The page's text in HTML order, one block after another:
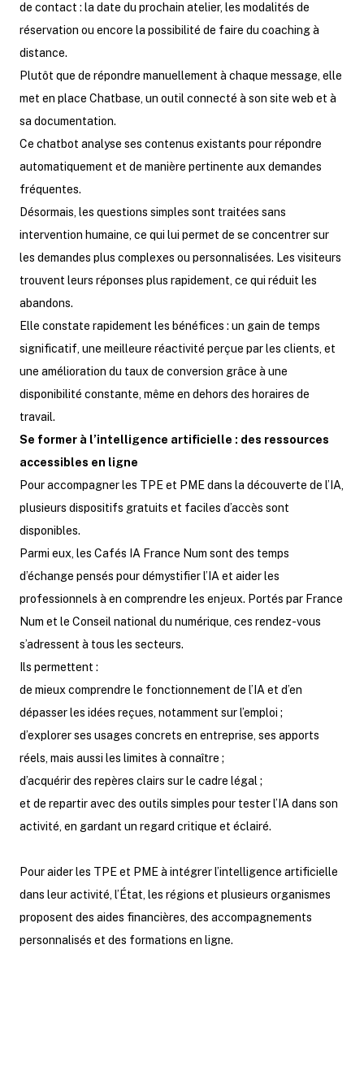
de contact : la date du prochain atelier, les modalités de
réservation ou encore la possibilité de faire du coaching à
distance.
Plutôt que de répondre manuellement à chaque message, elle
met en place Chatbase, un outil connecté à son site web et à
sa documentation.
Ce chatbot analyse ses contenus existants pour répondre
automatiquement et de manière pertinente aux demandes
fréquentes.
Désormais, les questions simples sont traitées sans
intervention humaine, ce qui lui permet de se concentrer sur
les demandes plus complexes ou personnalisées. Les visiteurs
trouvent leurs réponses plus rapidement, ce qui réduit les
abandons.
Elle constate rapidement les bénéfices : un gain de temps
significatif, une meilleure réactivité perçue par les clients, et
une amélioration du taux de conversion grâce à une
disponibilité constante, même en dehors des horaires de
travail.
Se former à l’intelligence artificielle : des ressources
accessibles en ligne
Pour accompagner les TPE et PME dans la découverte de l’IA,
plusieurs dispositifs gratuits et faciles d’accès sont
disponibles.
Parmi eux, les Cafés IA France Num sont des temps
d’échange pensés pour démystifier l’IA et aider les
professionnels à en comprendre les enjeux. Portés par France
Num et le Conseil national du numérique, ces rendez-vous
s’adressent à tous les secteurs.
Ils permettent :
de mieux comprendre le fonctionnement de l’IA et d’en
dépasser les idées reçues, notamment sur l’emploi ;
d’explorer ses usages concrets en entreprise, ses apports
réels, mais aussi les limites à connaître ;
d’acquérir des repères clairs sur le cadre légal ;
et de repartir avec des outils simples pour tester l’IA dans son
activité, en gardant un regard critique et éclairé.
Pour aider les TPE et PME à intégrer l’intelligence artificielle
dans leur activité, l’État, les régions et plusieurs organismes
proposent des aides financières, des accompagnements
personnalisés et des formations en ligne.